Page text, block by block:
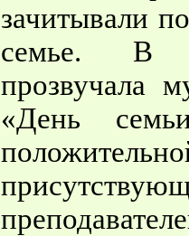
зачитывали
семье. В
прозвучала
«День